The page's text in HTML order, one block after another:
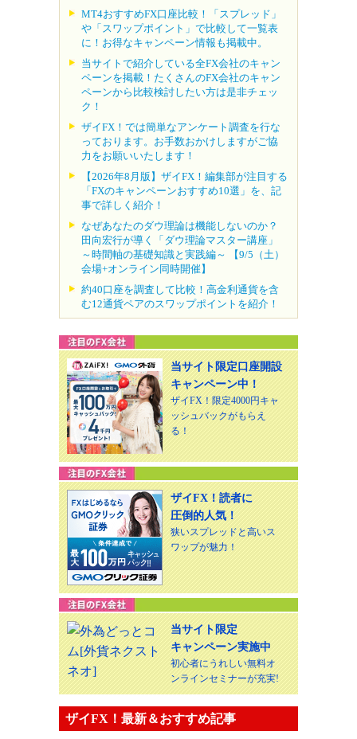
MT4おすすめFX口座比較！「スプレッド」
や「スワップポイント」で比較して一覧表
に！お得なキャンペーン情報も掲載中。
当サイトで紹介している全FX会社のキャン
ペーンを掲載！たくさんのFX会社のキャン
ペーンから比較検討したい方は是非チェッ
ク！
ザイFX！では簡単なアンケート調査を行な
っております。お手数おかけしますがご協
力をお願いいたします！
【2026年8月版】ザイFX！編集部が注目する
「FXのキャンペーンおすすめ10選」を、記
事で詳しく紹介！
なぜあなたのダウ理論は機能しないのか？
田向宏行が導く「ダウ理論マスター講座」
～時間軸の基礎知識と実践編～ 【9/5（土）
会場+オンライン同時開催】
約40口座を調査して比較！高金利通貨を含
む12通貨ペアのスワップポイントを紹介！
当サイト限定口座開設
キャンペーン中！
ザイFX！限定4000円キャ
ッシュバックがもらえ
る！
ザイFX！読者に
圧倒的人気！
狭いスプレッドと高いス
ワップが魅力！
当サイト限定
キャンペーン実施中
初心者にうれしい無料オ
ンラインセミナーが充実!
ザイFX！最新＆おすすめ記事